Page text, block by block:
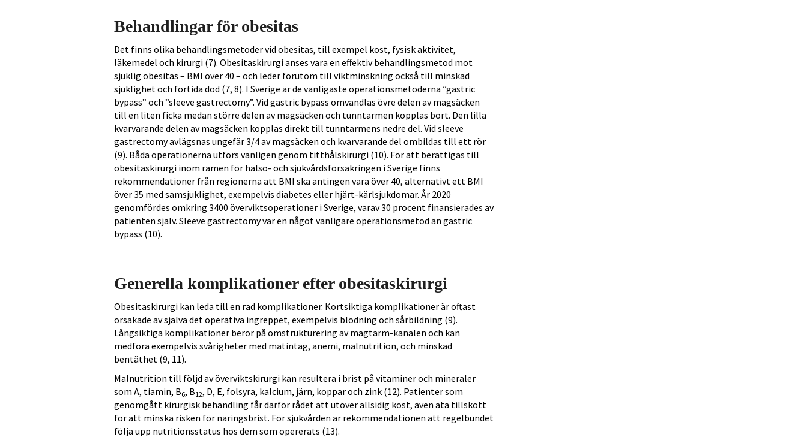
Behandlingar för obesitas
Det finns olika behandlingsmetoder vid obesitas, till exempel kost, fysisk aktivitet,
läkemedel och kirurgi (7). Obesitaskirurgi anses vara en effektiv behandlingsmetod mot
sjuklig obesitas – BMI över 40 – och leder förutom till viktminskning också till minskad
sjuklighet och förtida död (7, 8). I Sverige är de vanligaste operationsmetoderna ”gastric
bypass” och ”sleeve gastrectomy”. Vid gastric bypass omvandlas övre delen av magsäcken
till en liten ficka medan större delen av magsäcken och tunntarmen kopplas bort. Den lilla
kvarvarande delen av magsäcken kopplas direkt till tunntarmens nedre del. Vid sleeve
gastrectomy avlägsnas ungefär 3/4 av magsäcken och kvarvarande del ombildas till ett rör
(9). Båda operationerna utförs vanligen genom titthålskirurgi (10). För att berättigas till
obesitaskirurgi inom ramen för hälso- och sjukvårdsförsäkringen i Sverige finns
rekommendationer från regionerna att BMI ska antingen vara över 40, alternativt ett BMI
över 35 med samsjuklighet, exempelvis diabetes eller hjärt-kärlsjukdomar. År 2020
genomfördes omkring 3400 överviktsoperationer i Sverige, varav 30 procent finansierades av
patienten själv. Sleeve gastrectomy var en något vanligare operationsmetod än gastric
bypass (10).
Generella komplikationer efter obesitaskirurgi
Obesitaskirurgi kan leda till en rad komplikationer. Kortsiktiga komplikationer är oftast
orsakade av själva det operativa ingreppet, exempelvis blödning och sårbildning (9).
Långsiktiga komplikationer beror på omstrukturering av magtarm-kanalen och kan
medföra exempelvis svårigheter med matintag, anemi, malnutrition, och minskad
bentäthet (9, 11).
Malnutrition till följd av överviktskirurgi kan resultera i brist på vitaminer och mineraler
som A, tiamin, B6, B12, D, E, folsyra, kalcium, järn, koppar och zink (12). Patienter som
genomgått kirurgisk behandling får därför rådet att utöver allsidig kost, även äta tillskott
för att minska risken för näringsbrist. För sjukvården är rekommendationen att regelbundet
följa upp nutritionsstatus hos dem som opererats (13).